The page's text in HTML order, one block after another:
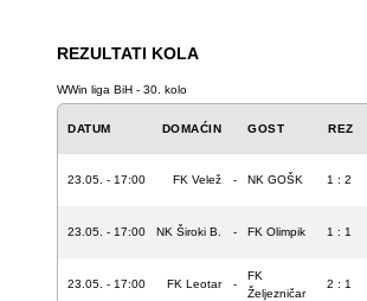
REZULTATI KOLA
WWin liga BiH - 30. kolo
DATUM DOMAĆIN GOST REZ
23.05. - 17:00 FK Velež - NK GOŠK 1 : 2
23.05. - 17:00 NK Široki B. - FK Olimpik 1 : 1
23.05. - 17:00 FK Leotar -
FK
Željezničar
2 : 1